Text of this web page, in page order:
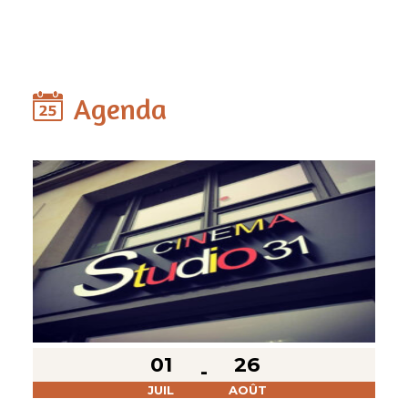
Agenda
01
JUIL
26
AOÛT